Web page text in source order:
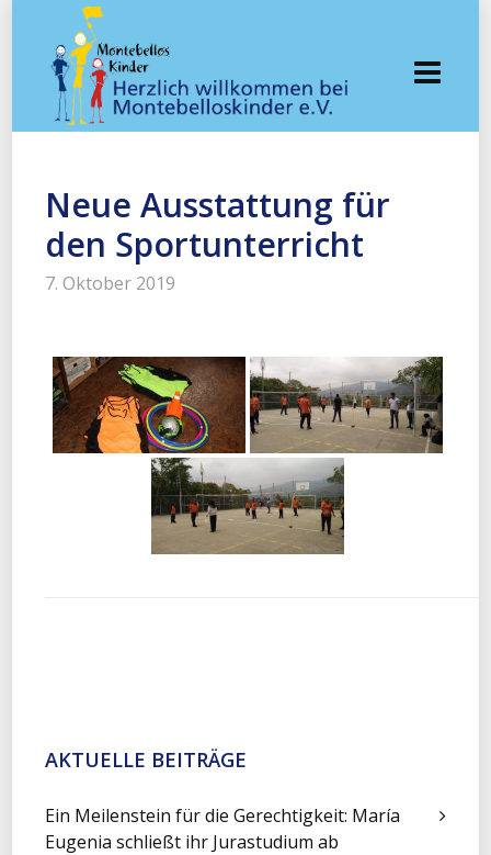
Neue Ausstattung für
den Sportunterricht
7. Oktober 2019
AKTUELLE BEITRÄGE
Ein Meilenstein für die Gerechtigkeit: María
Eugenia schließt ihr Jurastudium ab